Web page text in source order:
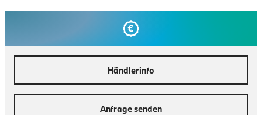
Händlerinfo
Anfrage senden